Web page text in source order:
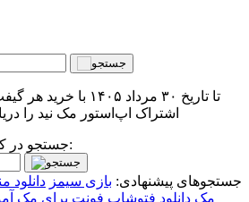
اشتراک اپ‌استور مک نید را
جستجو در کامل‌ترین آرشیو مک ایران:
جستجوهای پیشنهادی: بازی سیمز دانلود
مک دانلود فتوشاپ فونت برای مک